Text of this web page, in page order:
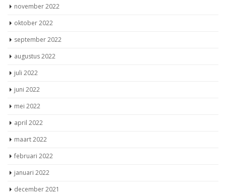
november 2022
oktober 2022
september 2022
augustus 2022
juli 2022
juni 2022
mei 2022
april 2022
maart 2022
februari 2022
januari 2022
december 2021